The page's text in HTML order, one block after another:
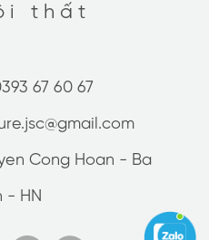
thất
67 60 67
Cong Hoan - Ba
- HN